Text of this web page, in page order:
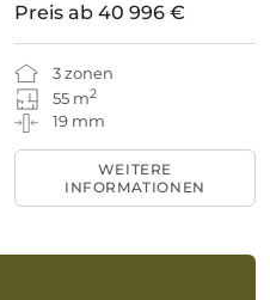
3 zonen
55 m2
19 mm
Preis ab 40 996 €
WEITERE
INFORMATIONEN